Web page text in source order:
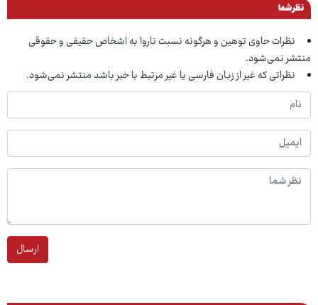
نظر شما
نظرات حاوی توهین و هرگونه نسبت ناروا به اشخاص حقیقی و حقوقی
منتشر نمی‌شود.
نظراتی که غیر از زبان فارسی یا غیر مرتبط با خبر باشد منتشر نمی‌شود.
ارسال